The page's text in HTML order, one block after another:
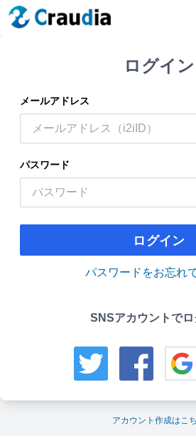
ログイン
メールアドレス
パスワード
ログイン
パスワードをお忘れ
SNSアカウントで
アカウント作成はこ